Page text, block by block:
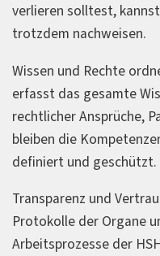
verlieren solltest,
trotzdem nachweisen.
Wissen und Rechte
erfasst das gesamte
rechtlicher Ansprüche,
bleiben die
definiert und geschützt.
Transparenz und
Protokolle der Organe
Arbeitsprozesse der